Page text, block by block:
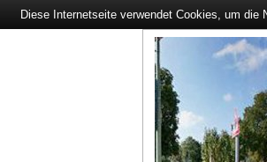
Diese Internetseite verwendet Cookies, um